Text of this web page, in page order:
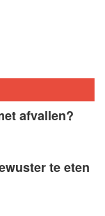
afvallen?
te eten